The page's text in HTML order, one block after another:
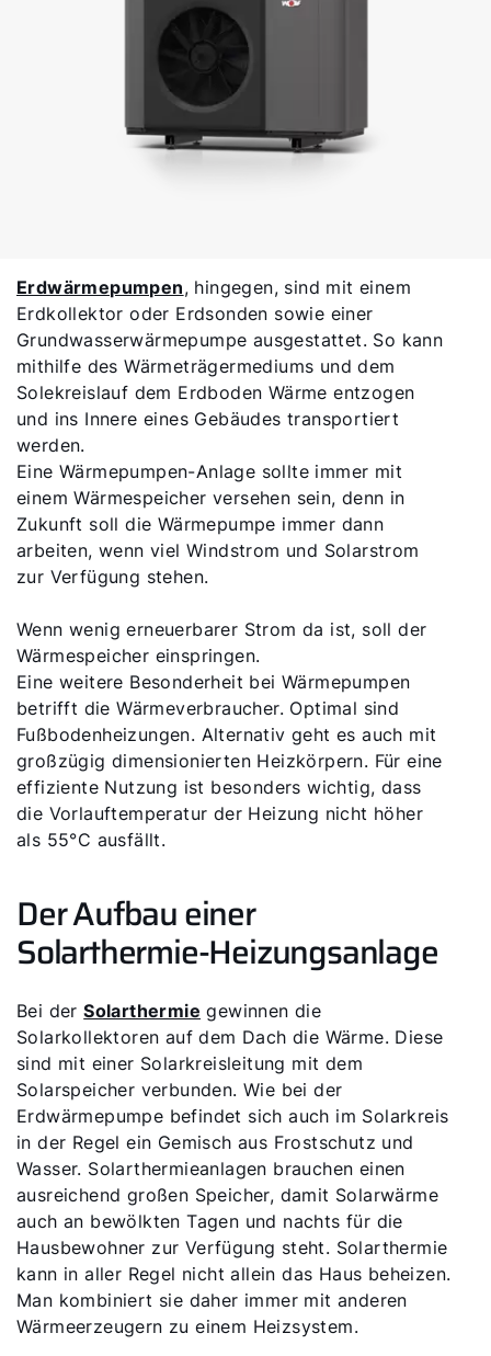
Erdwärmepumpen, hingegen, sind mit einem
Erdkollektor oder Erdsonden sowie einer
Grundwasserwärmepumpe ausgestattet. So kann
mithilfe des Wärmeträgermediums und dem
Solekreislauf dem Erdboden Wärme entzogen
und ins Innere eines Gebäudes transportiert
werden.
Eine Wärmepumpen-Anlage sollte immer mit
einem Wärmespeicher versehen sein, denn in
Zukunft soll die Wärmepumpe immer dann
arbeiten, wenn viel Windstrom und Solarstrom
zur Verfügung stehen.
Wenn wenig erneuerbarer Strom da ist, soll der
Wärmespeicher einspringen.
Eine weitere Besonderheit bei Wärmepumpen
betrifft die Wärmeverbraucher. Optimal sind
Fußbodenheizungen. Alternativ geht es auch mit
großzügig dimensionierten Heizkörpern. Für eine
effiziente Nutzung ist besonders wichtig, dass
die Vorlauftemperatur der Heizung nicht höher
als 55°C ausfällt.
Der Aufbau einer
Solarthermie-Heizungsanlage
Bei derSolarthermie gewinnen die
Solarkollektoren auf dem Dach die Wärme. Diese
sind mit einer Solarkreisleitung mit dem
Solarspeicher verbunden. Wie bei der
Erdwärmepumpe befindet sich auch im Solarkreis
in der Regel ein Gemisch aus Frostschutz und
Wasser. Solarthermieanlagen brauchen einen
ausreichend großen Speicher, damit Solarwärme
auch an bewölkten Tagen und nachts für die
Hausbewohner zur Verfügung steht. Solarthermie
kann in aller Regel nicht allein das Haus beheizen.
Man kombiniert sie daher immer mit anderen
Wärmeerzeugern zu einem Heizsystem.